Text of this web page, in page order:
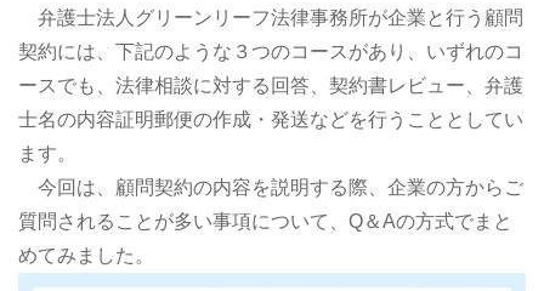
弁護士法人グリーンリーフ法律事務所が企業と行う顧問
契約には、下記のような３つのコースがあり、いずれのコ
ースでも、法律相談に対する回答、契約書レビュー、弁護
士名の内容証明郵便の作成・発送などを行うこととしてい
ます。
今回は、顧問契約の内容を説明する際、企業の方からご
質問されることが多い事項について、Q＆Aの方式でまと
めてみました。